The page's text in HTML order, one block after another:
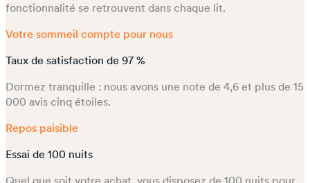
fonctionnalité se retrouvent dans chaque lit.
Votre sommeil compte pour nous
Taux de satisfaction de 97 %
Dormez tranquille : nous avons une note de 4,6 et plus de 15
000 avis cinq étoiles.
Repos paisible
Essai de 100 nuits
Quel que soit votre achat, vous disposez de 100 nuits pour